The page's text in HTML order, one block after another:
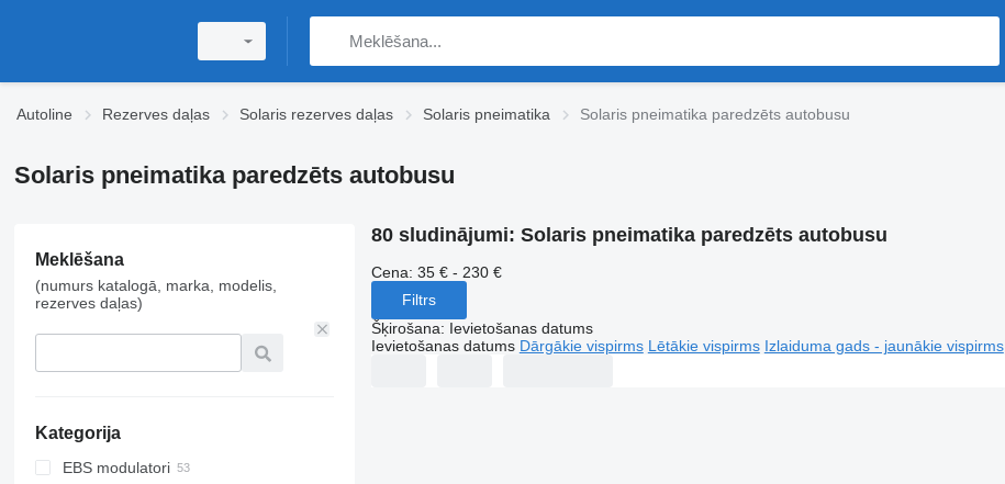
Autoline Rezerves daļas Solaris rezerves daļas Solaris pneimatika Solaris pneimatika paredzēts autobusu
Solaris pneimatika paredzēts autobusu
Meklēšana
(numurs katalogā, marka, modelis,
rezerves daļas)
Kategorija
EBS modulatori
80 sludinājumi: Solaris pneimatika paredzēts autobusu
Cena: 35 € - 230 €
Filtrs
Šķirošana: Ievietošanas datums
Ievietošanas datums Dārgākie vispirms Lētākie vispirms Izlaiduma gads - jaunākie vispirms